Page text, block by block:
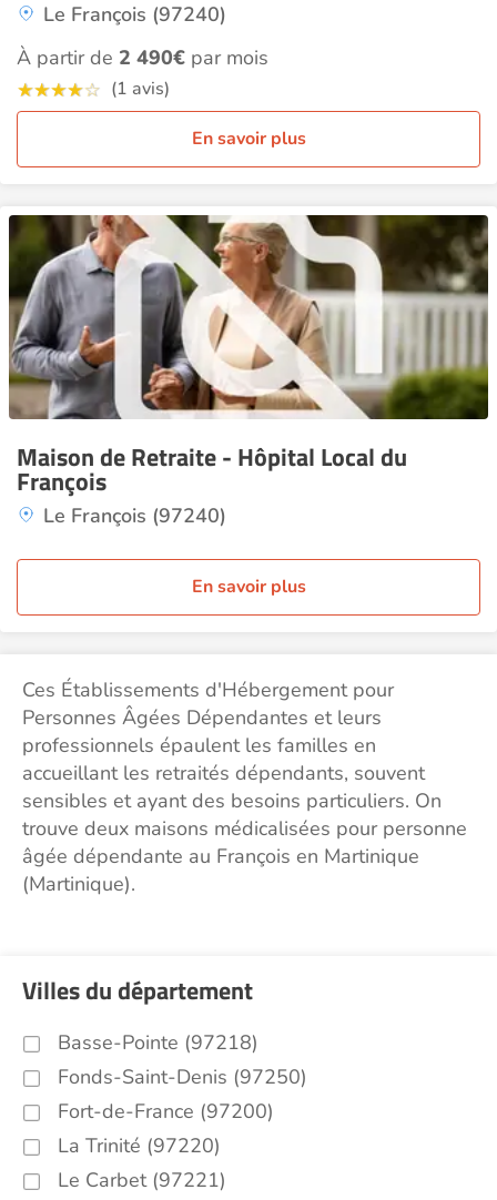
Le François (97240)
À partir de 2 490€ par mois
(1 avis)
En savoir plus
Maison de Retraite - Hôpital Local du
François
Le François (97240)
En savoir plus
Ces Établissements d'Hébergement pour
Personnes Âgées Dépendantes et leurs
professionnels épaulent les familles en
accueillant les retraités dépendants, souvent
sensibles et ayant des besoins particuliers. On
trouve deux maisons médicalisées pour personne
âgée dépendante au François en Martinique
(Martinique).
Villes du département
Basse-Pointe (97218)
Fonds-Saint-Denis (97250)
Fort-de-France (97200)
La Trinité (97220)
Le Carbet (97221)